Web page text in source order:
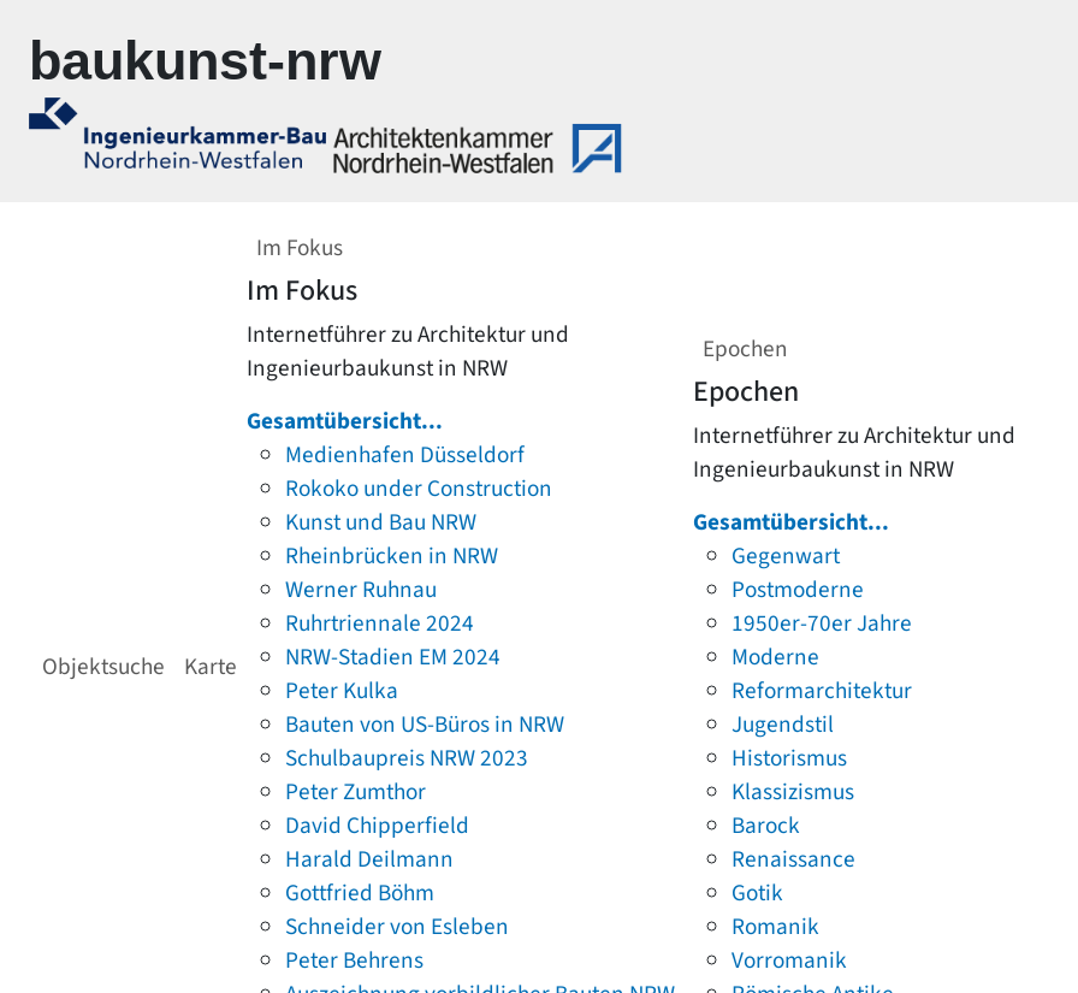
baukunst-nrw
Objektsuche Karte
Im Fokus
Im Fokus
Internetführer zu Architektur und
Ingenieurbaukunst in NRW
Gesamtübersicht...
Medienhafen Düsseldorf
Rokoko under Construction
Kunst und Bau NRW
Rheinbrücken in NRW
Werner Ruhnau
Ruhrtriennale 2024
NRW-Stadien EM 2024
Peter Kulka
Bauten von US-Büros in NRW
Schulbaupreis NRW 2023
Peter Zumthor
David Chipperfield
Harald Deilmann
Gottfried Böhm
Schneider von Esleben
Peter Behrens
Epochen
Epochen
Internetführer zu Architektur und
Ingenieurbaukunst in NRW
Gesamtübersicht...
Gegenwart
Postmoderne
1950er-70er Jahre
Moderne
Reformarchitektur
Jugendstil
Historismus
Klassizismus
Barock
Renaissance
Gotik
Romanik
Vorromanik